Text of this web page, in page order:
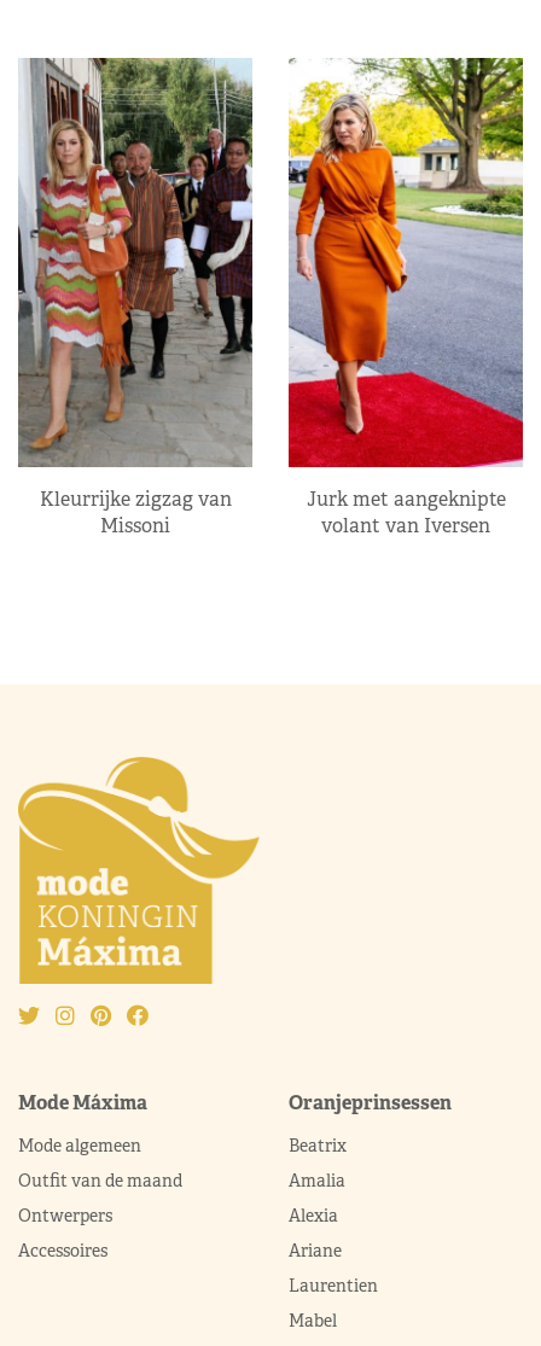
Kleurrijke zigzag van
Missoni
Jurk met aangeknipte
volant van Iversen
Mode Máxima
Mode algemeen
Outfit van de maand
Ontwerpers
Accessoires
Oranjeprinsessen
Beatrix
Amalia
Alexia
Ariane
Laurentien
Mabel